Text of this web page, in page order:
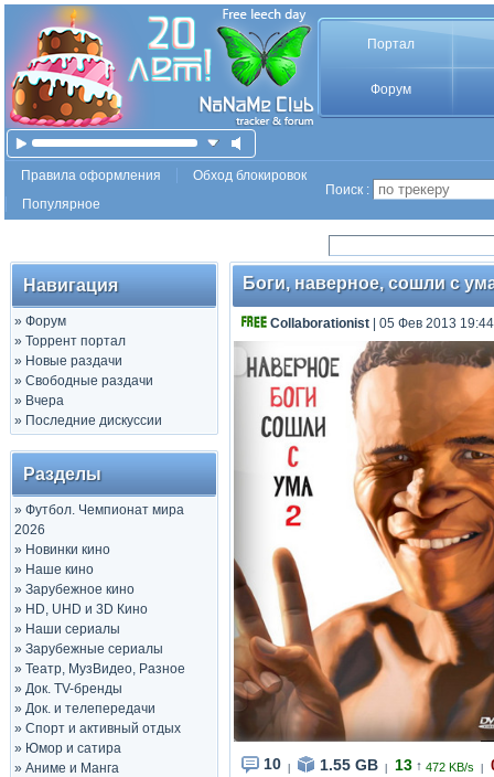
Портал
Форум
Правила оформления
Обход блокировок
Популярное
Поиск :
Навигация
» Форум
» Торрент портал
» Новые раздачи
» Свободные раздачи
» Вчера
» Последние дискуссии
Разделы
» Футбол. Чемпионат мира
2026
» Новинки кино
» Наше кино
» Зарубежное кино
» HD, UHD и 3D Кино
» Наши сериалы
» Зарубежные сериалы
» Театр, МузВидео, Разное
» Док. TV-бренды
» Док. и телепередачи
» Спорт и активный отдых
» Юмор и сатира
» Аниме и Манга
Боги, наверное, сошли с
Collaborationist | 05 Фев 2013
10 1.55 GB 13 ↑ 472 KB/s